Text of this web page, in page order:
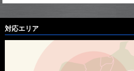
対応エリア